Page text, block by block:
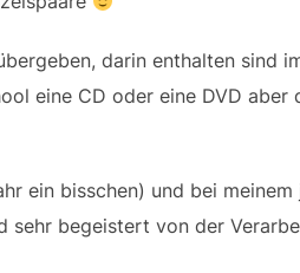
darin enthalten sind
eine CD oder eine DVD aber
ein bisschen) und bei
sehr begeistert von der